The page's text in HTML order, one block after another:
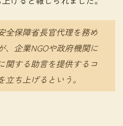
全保障省長官代理を務め
、企業NGOや政府機関に
関する助言を提供するコ
ち上げるという。